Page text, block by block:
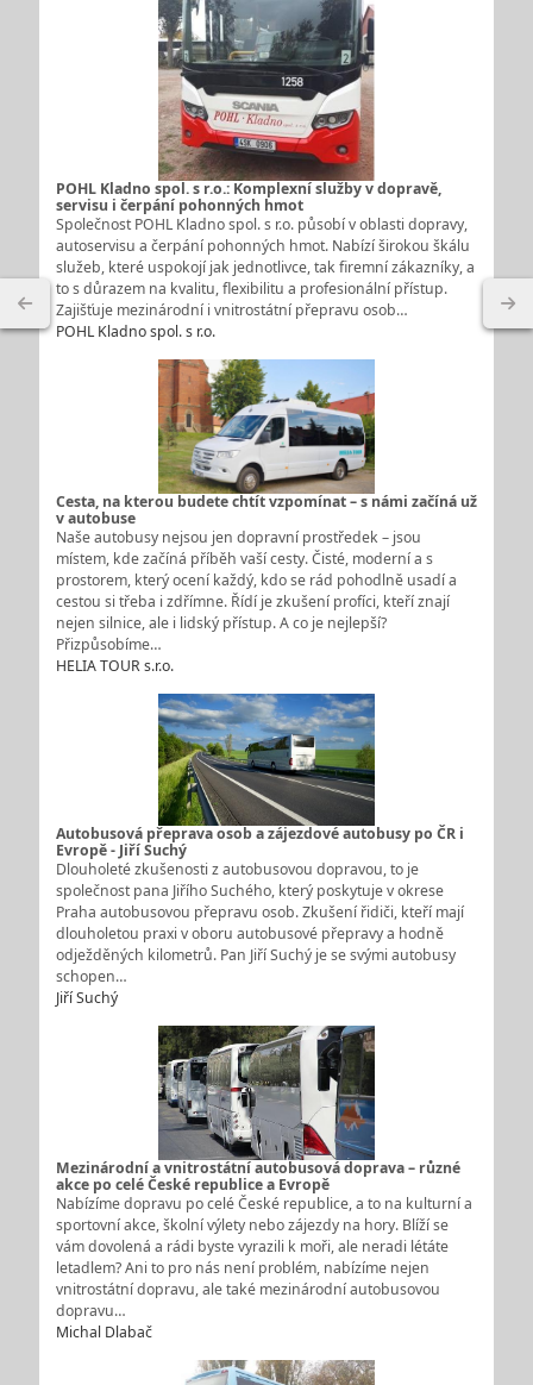
POHL Kladno spol. s r.o.: Komplexní služby v dopravě,
servisu i čerpání pohonných hmot
Společnost POHL Kladno spol. s r.o. působí v oblasti dopravy,
autoservisu a čerpání pohonných hmot. Nabízí širokou škálu
služeb, které uspokojí jak jednotlivce, tak firemní zákazníky, a
to s důrazem na kvalitu, flexibilitu a profesionální přístup.
Zajišťuje mezinárodní i vnitrostátní přepravu osob…
POHL Kladno spol. s r.o.
Cesta, na kterou budete chtít vzpomínat – s námi začíná už
v autobuse
Naše autobusy nejsou jen dopravní prostředek – jsou
místem, kde začíná příběh vaší cesty. Čisté, moderní a s
prostorem, který ocení každý, kdo se rád pohodlně usadí a
cestou si třeba i zdřímne. Řídí je zkušení profíci, kteří znají
nejen silnice, ale i lidský přístup. A co je nejlepší?
Přizpůsobíme…
HELIA TOUR s.r.o.
Autobusová přeprava osob a zájezdové autobusy po ČR i
Evropě - Jiří Suchý
Dlouholeté zkušenosti z autobusovou dopravou, to je
společnost pana Jiřího Suchého, který poskytuje v okrese
Praha autobusovou přepravu osob. Zkušení řidiči, kteří mají
dlouholetou praxi v oboru autobusové přepravy a hodně
odježděných kilometrů. Pan Jiří Suchý je se svými autobusy
schopen…
Jiří Suchý
Mezinárodní a vnitrostátní autobusová doprava – různé
akce po celé České republice a Evropě
Nabízíme dopravu po celé České republice, a to na kulturní a
sportovní akce, školní výlety nebo zájezdy na hory. Blíží se
vám dovolená a rádi byste vyrazili k moři, ale neradi létáte
letadlem? Ani to pro nás není problém, nabízíme nejen
vnitrostátní dopravu, ale také mezinárodní autobusovou
dopravu…
Michal Dlabač